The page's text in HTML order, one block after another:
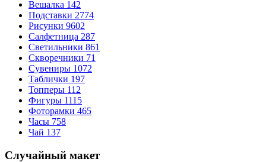
Вешалка 142
Подставки 2774
Рисунки 9602
Салфетница 287
Светильники 861
Скворечники 71
Сувениры 1072
Таблички 197
Топперы 112
Фигуры 1115
Фоторамки 465
Часы 758
Чай 137
Случайный макет